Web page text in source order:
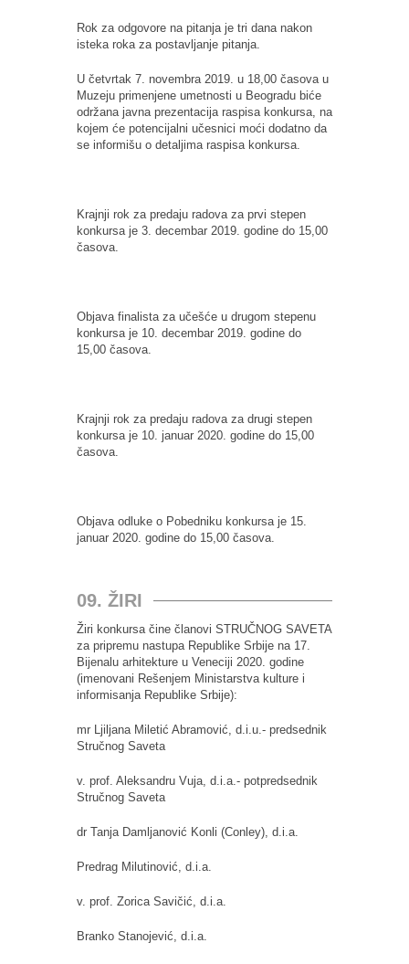
Rok za odgovore na pitanja je tri dana nakon
isteka roka za postavljanje pitanja.
U četvrtak 7. novembra 2019. u 18,00 časova u
Muzeju primenjene umetnosti u Beogradu biće
održana javna prezentacija raspisa konkursa, na
kojem će potencijalni učesnici moći dodatno da
se informišu o detaljima raspisa konkursa.
Krajnji rok za predaju radova za prvi stepen
konkursa je 3. decembar 2019. godine do 15,00
časova.
Objava finalista za učešće u drugom stepenu
konkursa je 10. decembar 2019. godine do
15,00 časova.
Krajnji rok za predaju radova za drugi stepen
konkursa je 10. januar 2020. godine do 15,00
časova.
Objava odluke o Pobedniku konkursa je 15.
januar 2020. godine do 15,00 časova.
09. ŽIRI
Žiri konkursa čine članovi STRUČNOG SAVETA
za pripremu nastupa Republike Srbije na 17.
Bijenalu arhitekture u Veneciji 2020. godine
(imenovani Rešenjem Ministarstva kulture i
informisanja Republike Srbije):
mr Ljiljana Miletić Abramović, d.i.u.- predsednik
Stručnog Saveta
v. prof. Aleksandru Vuja, d.i.a.- potpredsednik
Stručnog Saveta
dr Tanja Damljanović Konli (Conley), d.i.a.
Predrag Milutinović, d.i.a.
v. prof. Zorica Savičić, d.i.a.
Branko Stanojević, d.i.a.